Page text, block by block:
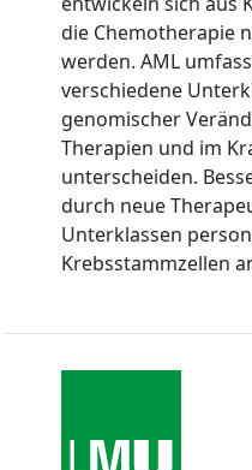
die Chemotherapie
werden. AML
verschiedene
genomischer
Therapien und im
unterscheiden.
durch neue
Unterklassen
Krebsstammzellen